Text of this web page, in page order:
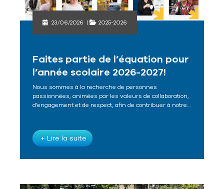
23/06/2026 | 2025-2026
Faites partie de l’équation pour
l’année scolaire 2026-2027!
Nous sommes à la recherche de personnes
passionnées, animées par les valeurs de collaboration,
d’engagement et de respect, afin de contribuer à notre…
+ Lire la suite